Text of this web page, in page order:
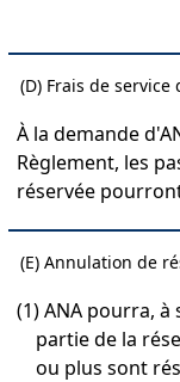
(D) Frais de
À la demande
Règlement, les
réservée
(E) Annulation de
(1) ANA pourra,
partie de la
ou plus sont